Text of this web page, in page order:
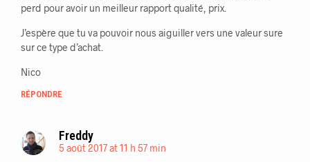
perd pour avoir un meilleur rapport qualité, prix.
J’espère que tu va pouvoir nous aiguiller vers une valeur sure
sur ce type d’achat.
Nico
RÉPONDRE
Freddy
5 août 2017 at 11 h 57 min